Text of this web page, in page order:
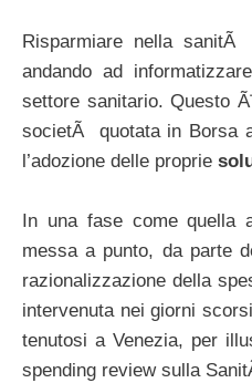
Risparmiare nella
andando ad
settore sanitario. Questo
societÃ quotata in Borsa
l’adozione delle proprie
In una fase come quella
messa a punto, da parte
razionalizzazione della
intervenuta nei giorni
tenutosi a Venezia, per
spending review sulla